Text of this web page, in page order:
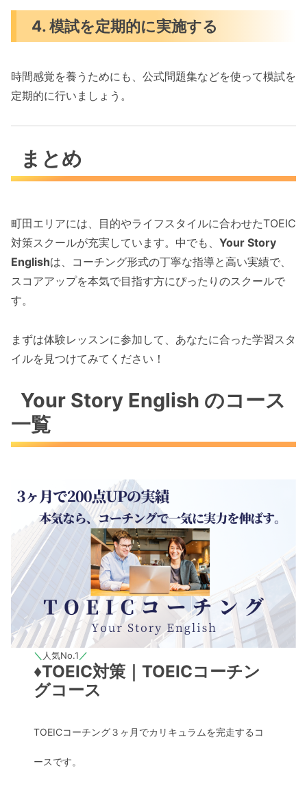
4. 模試を定期的に実施する
時間感覚を養うためにも、公式問題集などを使って模試を
定期的に行いましょう。
まとめ
町田エリアには、目的やライフスタイルに合わせたTOEIC
対策スクールが充実しています。中でも、 Your Story
Englishは、コーチング形式の丁寧な指導と高い実績で、
スコアアップを本気で目指す方にぴったりのスクールで
す。
まずは体験レッスンに参加して、あなたに合った学習スタ
イルを見つけてみてください！
Your Story English のコース
一覧
＼ 人気No.1 ／
♦︎TOEIC対策｜TOEICコーチン
グコース
TOEICコーチング３ヶ月でカリキュラムを完走するコ
ースです。